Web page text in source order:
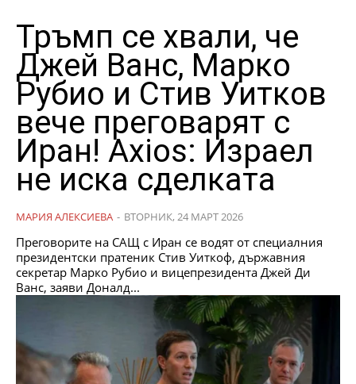
Тръмп се хвали, че
Джей Ванс, Марко
Рубио и Стив Уитков
вече преговарят с
Иран! Axios: Израел
не иска сделката
МАРИЯ АЛЕКСИЕВА - ВТОРНИК, 24 МАРТ 2026
Преговорите на САЩ с Иран се водят от специалния
президентски пратеник Стив Уиткоф, държавния
секретар Марко Рубио и вицепрезидента Джей Ди
Ванс, заяви Доналд...